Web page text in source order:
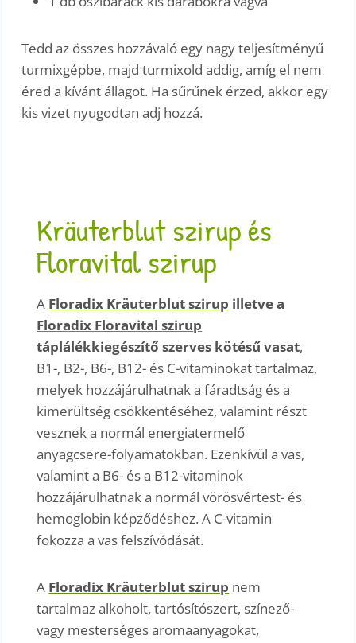
Tedd az összes hozzávaló egy nagy teljesítményű
turmixgépbe, majd turmixold addig, amíg el nem
éred a kívánt állagot. Ha sűrűnek érzed, akkor egy
kis vizet nyugodtan adj hozzá.
Kräuterblut szirup és
Floravital szirup
A Floradix Kräuterblut szirup illetve a
Floradix Floravital szirup
táplálékkiegészítő szerves kötésű vasat,
B1-, B2-, B6-, B12- és C-vitaminokat tartalmaz,
melyek hozzájárulhatnak a fáradtság és a
kimerültség csökkentéséhez, valamint részt
vesznek a normál energiatermelő
anyagcsere-folyamatokban. Ezenkívül a vas,
valamint a B6- és a B12-vitaminok
hozzájárulhatnak a normál vörösvértest- és
hemoglobin képződéshez. A C-vitamin
fokozza a vas felszívódását.
A Floradix Kräuterblut szirup nem
tartalmaz alkoholt, tartósítószert, színező-
vagy mesterséges aromaanyagokat,